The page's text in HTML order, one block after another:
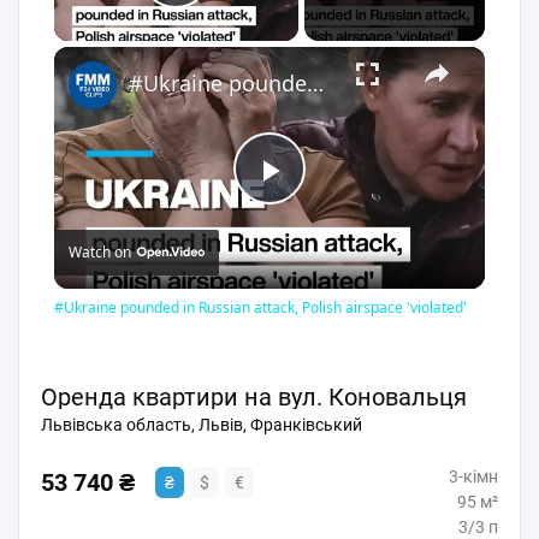
×
Play
Video
#Ukraine pounded in Russian attack, Polish airspace 'violated'
Watch on
#Ukraine pounded in Russian attack, Polish airspace 'violated'
Оренда квартири на вул. Коновальця
Львівська область, Львів, Франківський
53 740 ₴ ₴ $ €
3-кімн
95 м²
3/3 п